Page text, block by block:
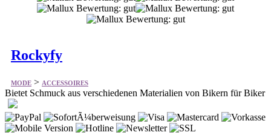
Rockyfy
MODE > ACCESSOIRES
Bietet Schmuck aus verschiedenen Materialien von Bikern für Biker